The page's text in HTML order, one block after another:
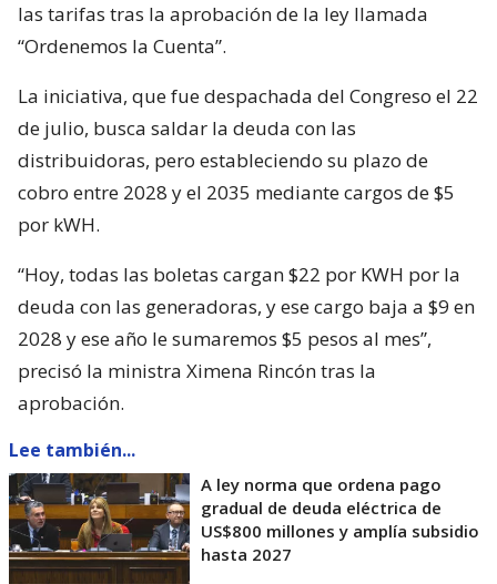
las tarifas tras la aprobación de la ley llamada
“Ordenemos la Cuenta”.
La iniciativa, que fue despachada del Congreso el 22
de julio, busca saldar la deuda con las
distribuidoras, pero estableciendo su plazo de
cobro entre 2028 y el 2035 mediante cargos de $5
por kWH.
“Hoy, todas las boletas cargan $22 por KWH por la
deuda con las generadoras, y ese cargo baja a $9 en
2028 y ese año le sumaremos $5 pesos al mes”,
precisó la ministra Ximena Rincón tras la
aprobación.
Lee también...
A ley norma que ordena pago
gradual de deuda eléctrica de
US$800 millones y amplía subsidio
hasta 2027